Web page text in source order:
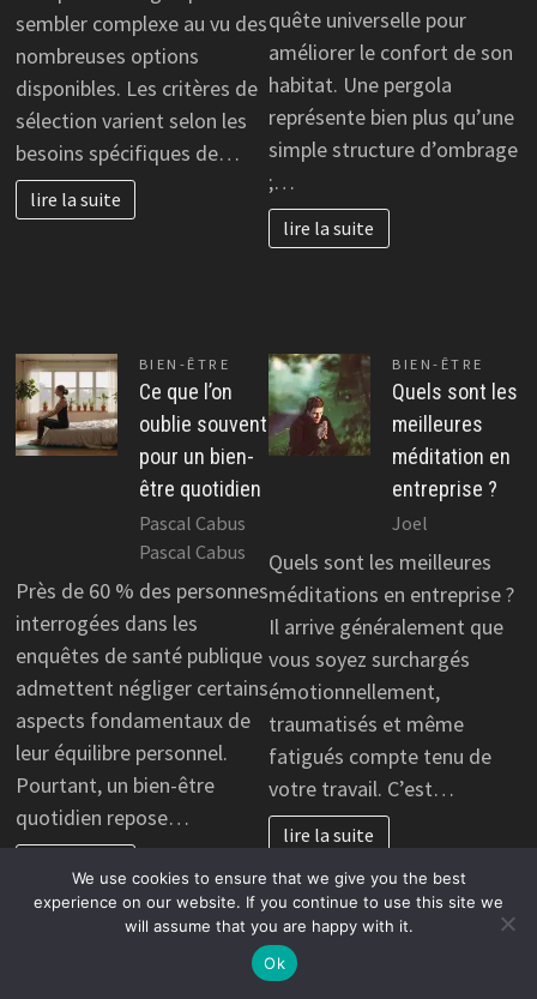
sembler complexe au vu des
nombreuses options
disponibles. Les critères de
sélection varient selon les
besoins spécifiques de…
lire la suite
quête universelle pour
améliorer le confort de son
habitat. Une pergola
représente bien plus qu’une
simple structure d’ombrage
;…
lire la suite
BIEN-ÊTRE
Ce que l’on
oublie souvent
pour un bien-
être quotidien
Pascal Cabus
Pascal Cabus
Près de 60 % des personnes
interrogées dans les
enquêtes de santé publique
admettent négliger certains
aspects fondamentaux de
leur équilibre personnel.
Pourtant, un bien-être
quotidien repose…
BIEN-ÊTRE
Quels sont les
meilleures
méditation en
entreprise ?
Joel
Quels sont les meilleures
méditations en entreprise ?
Il arrive généralement que
vous soyez surchargés
émotionnellement,
traumatisés et même
fatigués compte tenu de
votre travail. C’est…
lire la suite
BIEN-ÊTRE BIEN-ÊTRE
We use cookies to ensure that we give you the best
experience on our website. If you continue to use this site we
will assume that you are happy with it.
Ok